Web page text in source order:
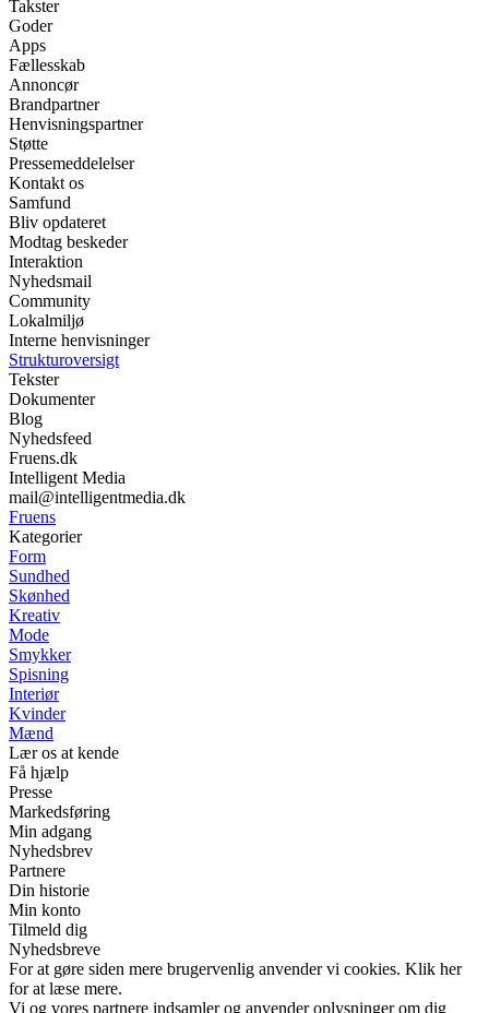
Takster
Goder
Apps
Fællesskab
Annoncør
Brandpartner
Henvisningspartner
Støtte
Pressemeddelelser
Kontakt os
Samfund
Bliv opdateret
Modtag beskeder
Interaktion
Nyhedsmail
Community
Lokalmiljø
Interne henvisninger
Strukturoversigt
Tekster
Dokumenter
Blog
Nyhedsfeed
Fruens.dk
Intelligent Media
mail@intelligentmedia.dk
Fruens
Kategorier
Form
Sundhed
Skønhed
Kreativ
Mode
Smykker
Spisning
Interiør
Kvinder
Mænd
Lær os at kende
Få hjælp
Presse
Markedsføring
Min adgang
Nyhedsbrev
Partnere
Din historie
Min konto
Tilmeld dig
Nyhedsbreve
For at gøre siden mere brugervenlig anvender vi cookies. Klik her
for at læse mere.
Vi og vores partnere indsamler og anvender oplysninger om dig